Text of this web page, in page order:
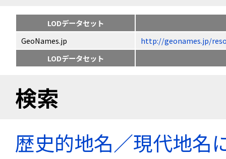
LODデータセット
GeoNames.jp
http://geonames.jp/
LODデータセット
検索
歴史的地名／現代地名